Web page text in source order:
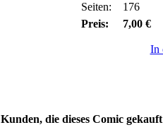
Seiten:
176
Preis:
7,00 €
In
Kunden, die dieses Comic